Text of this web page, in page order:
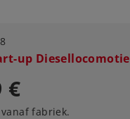
up
€
fabriek.